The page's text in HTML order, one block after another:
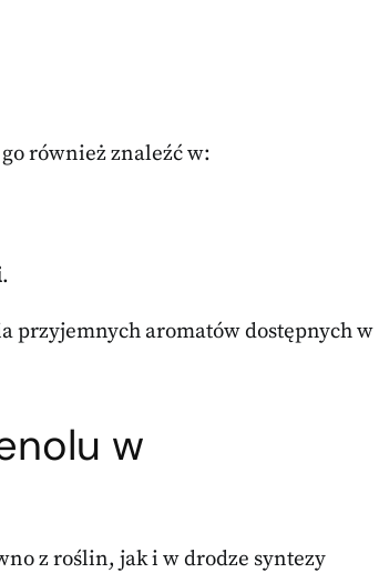
również znaleźć w:
.
przyjemnych aromatów dostępnych w
w
z roślin, jak i w drodze syntezy